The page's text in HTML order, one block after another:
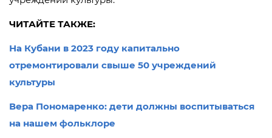
ЧИТАЙТЕ ТАКЖЕ:
На Кубани в 2023 году капитально
отремонтировали свыше 50 учреждений
культуры
Вера Пономаренко: дети должны воспитываться
на нашем фольклоре